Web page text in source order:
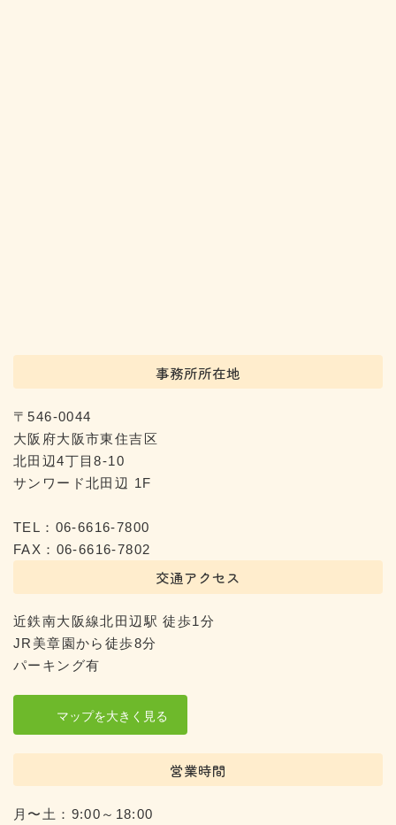
事務所所在地
〒546-0044
大阪府大阪市東住吉区
北田辺4丁目8-10
サンワード北田辺 1F
TEL：06-6616-7800
FAX：06-6616-7802
交通アクセス
近鉄南大阪線北田辺駅 徒歩1分
JR美章園から徒歩8分
パーキング有
マップを大きく見る
営業時間
月〜土：9:00～18:00